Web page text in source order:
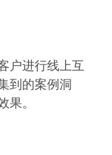
户进行线上互
到的案例洞
。